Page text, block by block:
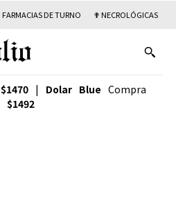
FARMACIAS DE TURNO ✟ NECROLÓGICAS
$1470 | Dolar Blue Compra
$1492